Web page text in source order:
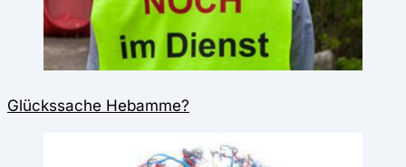
Glückssache Hebamme?